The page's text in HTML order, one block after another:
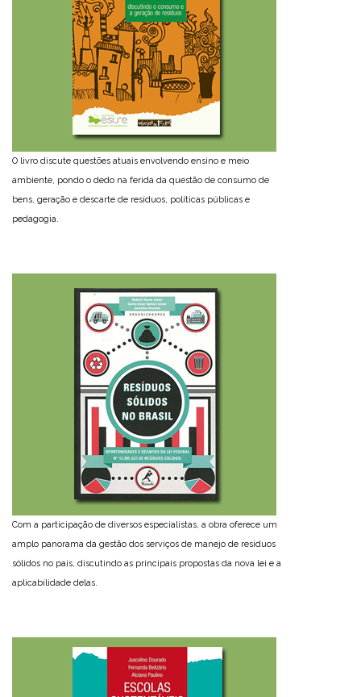
O livro discute questões atuais envolvendo ensino e meio
ambiente, pondo o dedo na ferida da questão de consumo de
bens, geração e descarte de resíduos, políticas públicas e
pedagogia.
Com a participação de diversos especialistas, a obra oferece um
amplo panorama da gestão dos serviços de manejo de resíduos
sólidos no país, discutindo as principais propostas da nova lei e a
aplicabilidade delas.